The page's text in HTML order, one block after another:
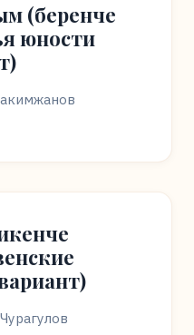
(беренче
юности